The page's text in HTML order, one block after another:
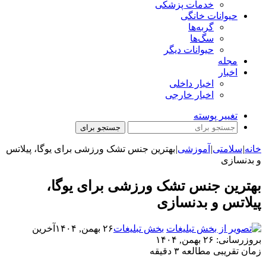
خدمات پزشکی
حیوانات خانگی
گربه‌ها
سگ‌ها
حیوانات دیگر
مجله
اخبار
اخبار داخلی
اخبار خارجی
تغییر پوسته
جستجو برای
خانه|سلامتی| آموزشی|بهترین جنس تشک ورزشی برای یوگا، پیلاتس
و بدنسازی
بهترین جنس تشک ورزشی برای یوگا،
پیلاتس و بدنسازی
بخش تبلیغات۲۶ بهمن, ۱۴۰۴
آخرین
بروزرسانی: ۲۶ بهمن, ۱۴۰۴
زمان تقریبی مطالعه ۳ دقیقه